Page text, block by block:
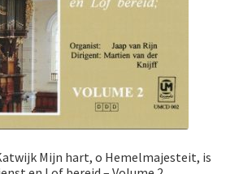
Mijn hart, o Hemelmajesteit, is